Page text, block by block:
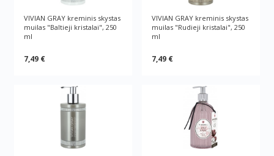
VIVIAN GRAY kreminis skystas
muilas "Baltieji kristalai", 250
ml
7,49 €
VIVIAN GRAY kreminis skystas
muilas "Rudieji kristalai", 250
ml
7,49 €